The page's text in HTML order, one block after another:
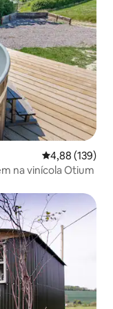
4,88 de uma
4,88 (139)
na vinícola Otium